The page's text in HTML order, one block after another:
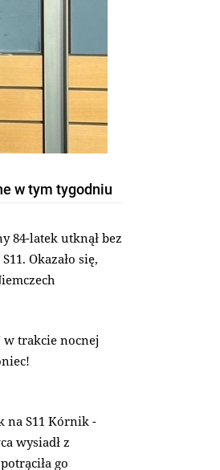
w tym tygodniu
84-latek utknął bez
Okazało się,
w trakcie nocnej
na S11 Kórnik -
wysiadł z
go